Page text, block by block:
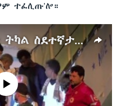
ተፈሊጡ’ሎ።
ናይ ሕቡራት ሃገራት ትካል ስደተኛታት ኢጣልያ ኣብ ወደብ ካታንያ ንዘለው 177 ስደተኛታት ክትቕበል ጸዊዑ
currently available